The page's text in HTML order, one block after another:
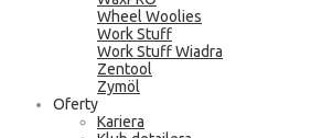
Wheel Woolies
Work Stuff
Work Stuff Wiadra
Zentool
Zymöl
Oferty
Kariera